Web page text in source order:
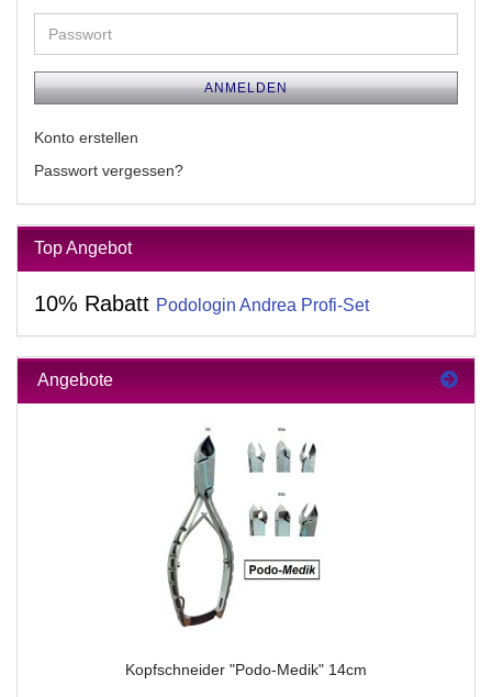
Adresse
Passwort
ANMELDEN
Konto erstellen
Passwort vergessen?
Top Angebot
10% Rabatt Podologin Andrea Profi-Set
Angebote
Kopfschneider "Podo-Medik" 14cm